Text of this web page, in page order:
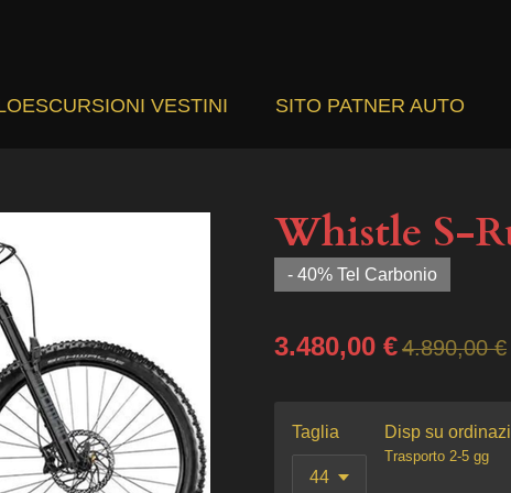
VESTINI SITO PATNER AUTO
Whistle S-
- 40% Tel Carbonio
3.480,00 €4.890,00 €
Taglia Disp su
Trasporto 2-5 gg